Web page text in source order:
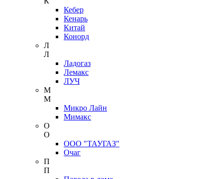
Кебер
Кенарь
Китай
Конорд
Л
Л
Ладогаз
Лемакс
ЛУЧ
М
М
Микро Лайн
Мимакс
О
О
ООО "ТАУГАЗ"
Очаг
П
П